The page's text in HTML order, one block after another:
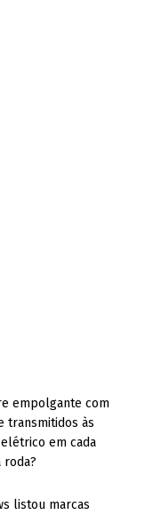
empolgante com
transmitidos às
em cada
roda?
listou marcas